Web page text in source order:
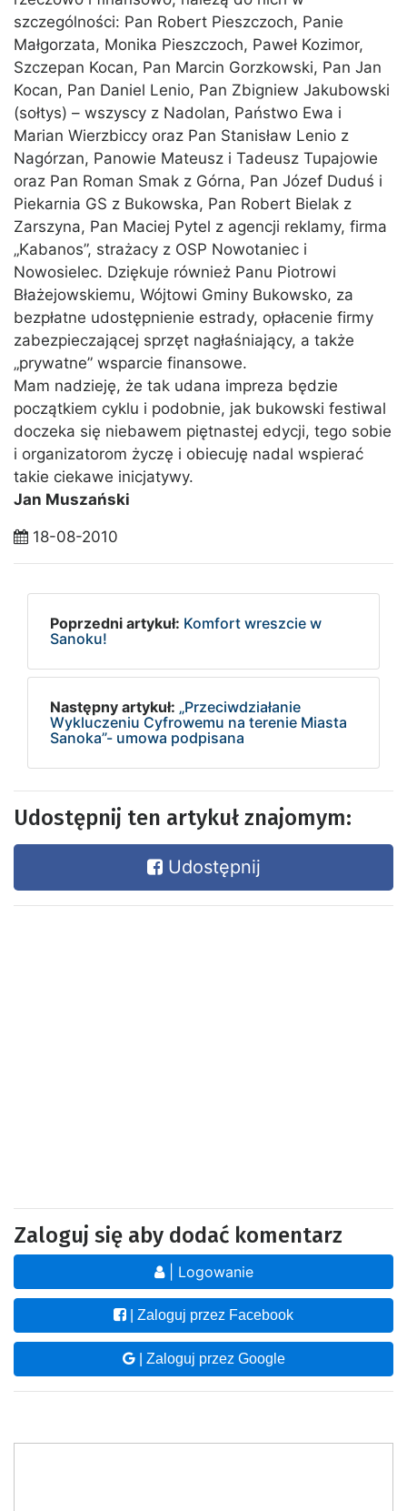
szczególności: Pan Robert Pieszczoch, Panie
Małgorzata, Monika Pieszczoch, Paweł Kozimor,
Szczepan Kocan, Pan Marcin Gorzkowski, Pan Jan
Kocan, Pan Daniel Lenio, Pan Zbigniew Jakubowski
(sołtys) – wszyscy z Nadolan, Państwo Ewa i
Marian Wierzbiccy oraz Pan Stanisław Lenio z
Nagórzan, Panowie Mateusz i Tadeusz Tupajowie
oraz Pan Roman Smak z Górna, Pan Józef Duduś i
Piekarnia GS z Bukowska, Pan Robert Bielak z
Zarszyna, Pan Maciej Pytel z agencji reklamy, firma
„Kabanos”, strażacy z OSP Nowotaniec i
Nowosielec. Dziękuje również Panu Piotrowi
Błażejowskiemu, Wójtowi Gminy Bukowsko, za
bezpłatne udostępnienie estrady, opłacenie firmy
zabezpieczającej sprzęt nagłaśniający, a także
„prywatne” wsparcie finansowe.
Mam nadzieję, że tak udana impreza będzie
początkiem cyklu i podobnie, jak bukowski festiwal
doczeka się niebawem piętnastej edycji, tego sobie
i organizatorom życzę i obiecuję nadal wspierać
takie ciekawe inicjatywy.
Jan Muszański
18-08-2010
Poprzedni artykuł: Komfort wreszcie w
Sanoku!
Następny artykuł: „Przeciwdziałanie
Wykluczeniu Cyfrowemu na terenie Miasta
Sanoka”- umowa podpisana
Udostępnij ten artykuł znajomym:
Udostępnij
Zaloguj się aby dodać komentarz
| Logowanie
| Zaloguj przez Facebook
| Zaloguj przez Google